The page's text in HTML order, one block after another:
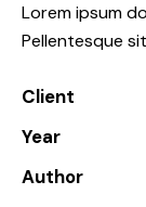
Lorem ipsum
Pellentesque
Client
Year
Author